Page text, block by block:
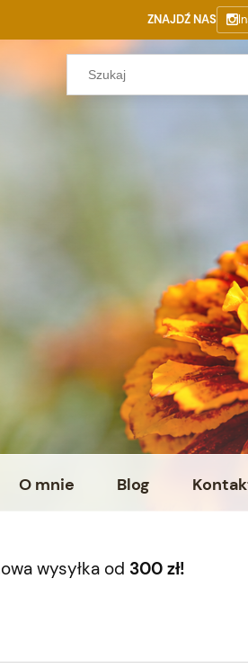
ZNAJDŹ NAS
O mnie Blog
wysyłka od 300 zł!